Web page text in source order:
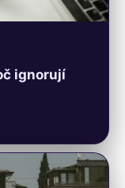
ignorují